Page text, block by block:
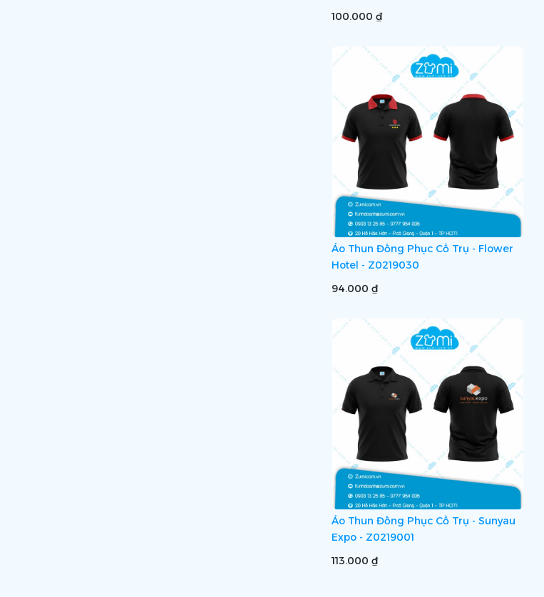
100.000 ₫
Áo Thun Đồng Phục Cổ Trụ - Flower
Hotel - Z0219030
94.000 ₫
Áo Thun Đồng Phục Cổ Trụ - Sunyau
Expo - Z0219001
113.000 ₫